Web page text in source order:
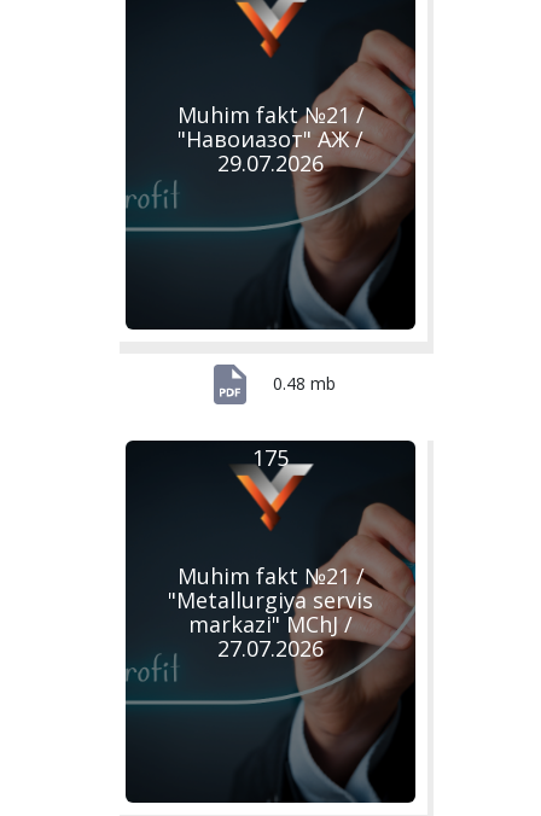
Muhim fakt №21 /
"Навоиазот" АЖ /
29.07.2026
0.48 mb
Muhim fakt №21 /
"Metallurgiya servis
markazi" MChJ /
27.07.2026
175